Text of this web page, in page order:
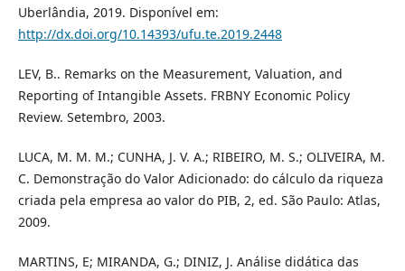
Uberlândia, 2019. Disponível em:
http://dx.doi.org/10.14393/ufu.te.2019.2448
LEV, B.. Remarks on the Measurement, Valuation, and
Reporting of Intangible Assets. FRBNY Economic Policy
Review. Setembro, 2003.
LUCA, M. M. M.; CUNHA, J. V. A.; RIBEIRO, M. S.; OLIVEIRA, M.
C. Demonstração do Valor Adicionado: do cálculo da riqueza
criada pela empresa ao valor do PIB, 2, ed. São Paulo: Atlas,
2009.
MARTINS, E; MIRANDA, G.; DINIZ, J. Análise didática das